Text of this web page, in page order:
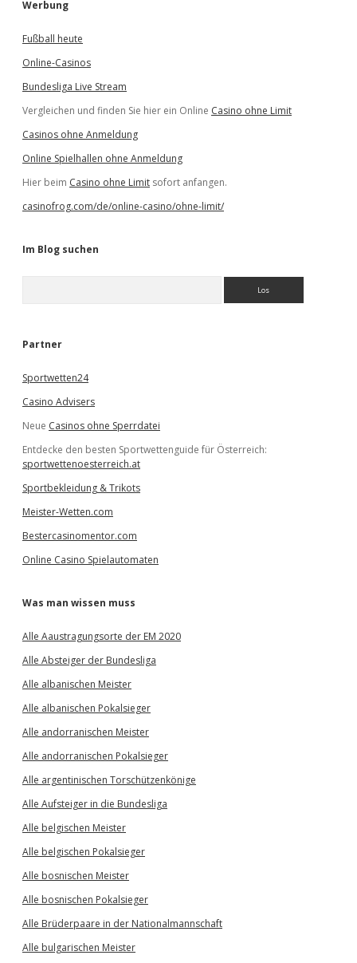
Werbung
Fußball heute
Online-Casinos
Bundesliga Live Stream
Vergleichen und finden Sie hier ein Online Casino ohne Limit
Casinos ohne Anmeldung
Online Spielhallen ohne Anmeldung
Hier beim Casino ohne Limit sofort anfangen.
casinofrog.com/de/online-casino/ohne-limit/
Im Blog suchen
e
Partner
Sportwetten24
Casino Advisers
Neue Casinos ohne Sperrdatei
Entdecke den besten Sportwettenguide für Österreich:
sportwettenoesterreich.at
Sportbekleidung & Trikots
Meister-Wetten.com
Bestercasinomentor.com
Online Casino Spielautomaten
Was man wissen muss
Alle Aaustragungsorte der EM 2020
Alle Absteiger der Bundesliga
Alle albanischen Meister
Alle albanischen Pokalsieger
Alle andorranischen Meister
Alle andorranischen Pokalsieger
Alle argentinischen Torschützenkönige
Alle Aufsteiger in die Bundesliga
Alle belgischen Meister
Alle belgischen Pokalsieger
Alle bosnischen Meister
Alle bosnischen Pokalsieger
Alle Brüderpaare in der Nationalmannschaft
Alle bulgarischen Meister